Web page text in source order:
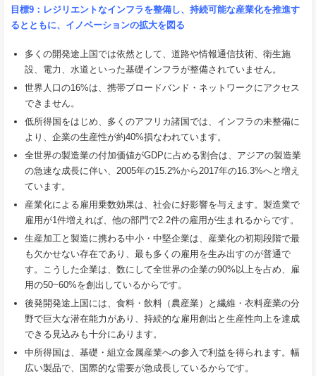
目標9 ：レジリエントなインフラを整備し、持続可能な産業化を推進す
るとともに、イノベーションの拡大を図る
多くの開発途上国では依然として、道路や情報通信技術、衛生施
設、電力、水道といった基礎インフラが整備されていません。
世界人口の16%は、携帯ブロードバンド・ネットワークにアクセス
できません。
低所得国をはじめ、多くのアフリカ諸国では、インフラの未整備に
より、企業の生産性が約40%損なわれています。
全世界の製造業の付加価値がGDPに占める割合は、アジアの製造業
の急速な成長に伴い、2005年の15.2%から2017年の16.3%へと増え
ています。
産業化による雇用乗数効果は、社会に好影響を与えます。製造業で
雇用が1件増えれば、他の部門で2.2件の雇用が生まれるからです。
生産加工と製造に携わる中小・中堅企業は、産業化の初期段階で最
も欠かせない存在であり、最も多くの雇用を生み出すのが普通で
す。こうした企業は、数にして全世界の企業の90%以上を占め、雇
用の50~60%を創出しているからです。
後発開発途上国には、食料・飲料（農産業）と繊維・衣料産業の分
野で巨大な潜在能力があり、持続的な雇用創出と生産性向上を達成
できる見込みも十分にあります。
中所得国は、基礎・組立金属産業への参入で利益を得られます。幅
広い製品で、国際的な需要が急成長しているからです。